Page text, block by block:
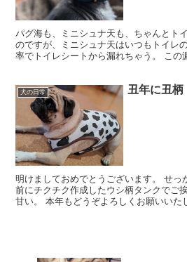
パグ海も、ミニシュナ天も、ちゃんとト
のですが、ミニシュナ天はいつもトイレ
率でトイレシートから漏れちゃう。 この
犬の日常 丑年に丑柄
明けましておめでとうございます。 せっ
前にチクチク作成したウシ柄タンクでご
甘い。 本年もどうぞよろしくお願いいた